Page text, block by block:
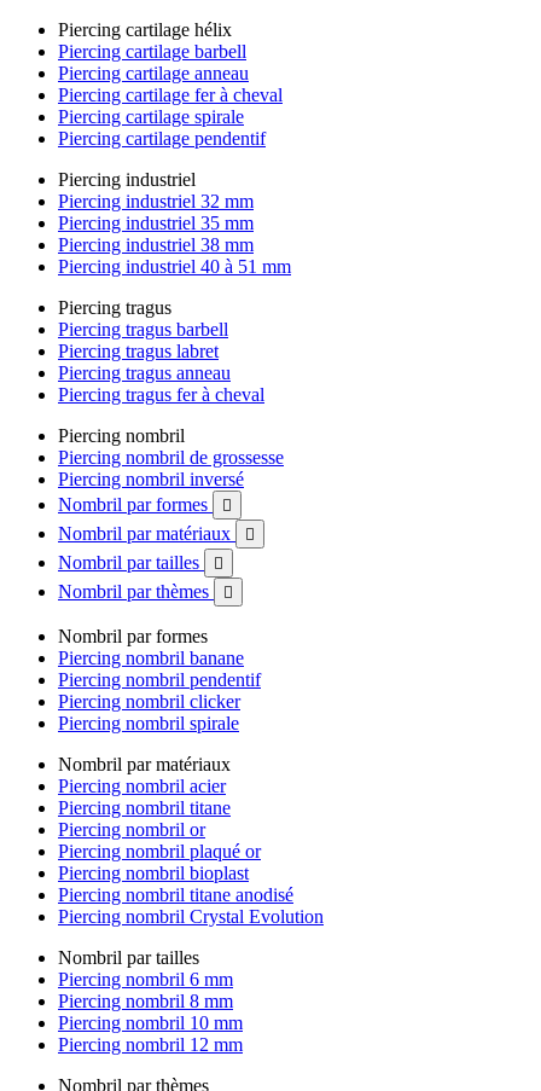
Piercing cartilage hélix
Piercing cartilage barbell
Piercing cartilage anneau
Piercing cartilage fer à cheval
Piercing cartilage spirale
Piercing cartilage pendentif
Piercing industriel
Piercing industriel 32 mm
Piercing industriel 35 mm
Piercing industriel 38 mm
Piercing industriel 40 à 51 mm
Piercing tragus
Piercing tragus barbell
Piercing tragus labret
Piercing tragus anneau
Piercing tragus fer à cheval
Piercing nombril
Piercing nombril de grossesse
Piercing nombril inversé
Nombril par formes

Nombril par matériaux 
Nombril par tailles 
Nombril par thèmes 
Nombril par formes
Piercing nombril banane
Piercing nombril pendentif
Piercing nombril clicker
Piercing nombril spirale
Nombril par matériaux
Piercing nombril acier
Piercing nombril titane
Piercing nombril or
Piercing nombril plaqué or
Piercing nombril bioplast
Piercing nombril titane anodisé
Piercing nombril Crystal Evolution
Nombril par tailles
Piercing nombril 6 mm
Piercing nombril 8 mm
Piercing nombril 10 mm
Piercing nombril 12 mm
Nombril par thèmes